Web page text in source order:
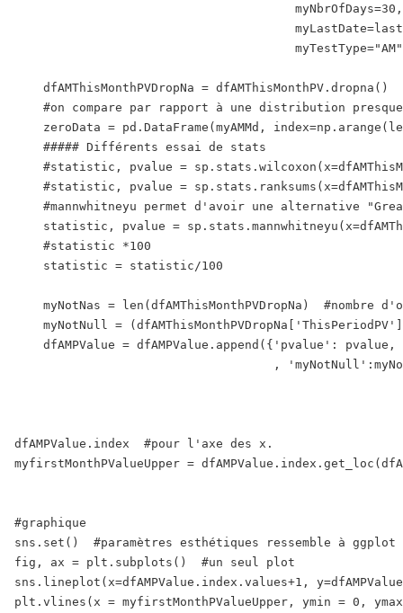
                                       myNbrOfDays=30,
    dfAMThisMonthPVDropNa = dfAMThisMonthPV.dropna()
#on compare par rapport à une distribution
zeroData = pd.DataFrame(myAMMd,
    ##### Différents essai de stats
#statistic, pvalue =
#statistic, pvalue =
#mannwhitneyu permet d'avoir une alternative
statistic, pvalue =
    #statistic *100
    statistic = statistic/100
myNotNas = len(dfAMThisMonthPVDropNa)  #nombre
myNotNull =
dfAMPValue = dfAMPValue.append({'pvalue':
,
dfAMPValue.index  #pour l'axe des x.
myfirstMonthPValueUpper =
#graphique
sns.set()  #paramètres esthétiques ressemble à
fig, ax = plt.subplots()  #un seul plot
sns.lineplot(x=dfAMPValue.index.values+1,
plt.vlines(x = myfirstMonthPValueUpper, ymin = 0,